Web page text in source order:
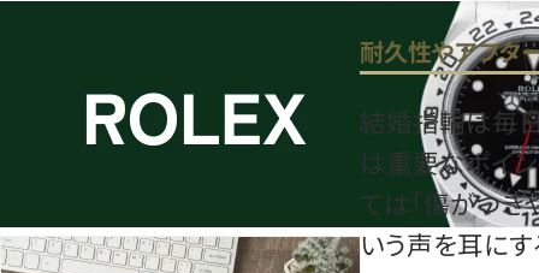
耐久性やアフタ
結婚指輪は毎
は重要なポイ
ては「傷がつき
いう声を耳にす